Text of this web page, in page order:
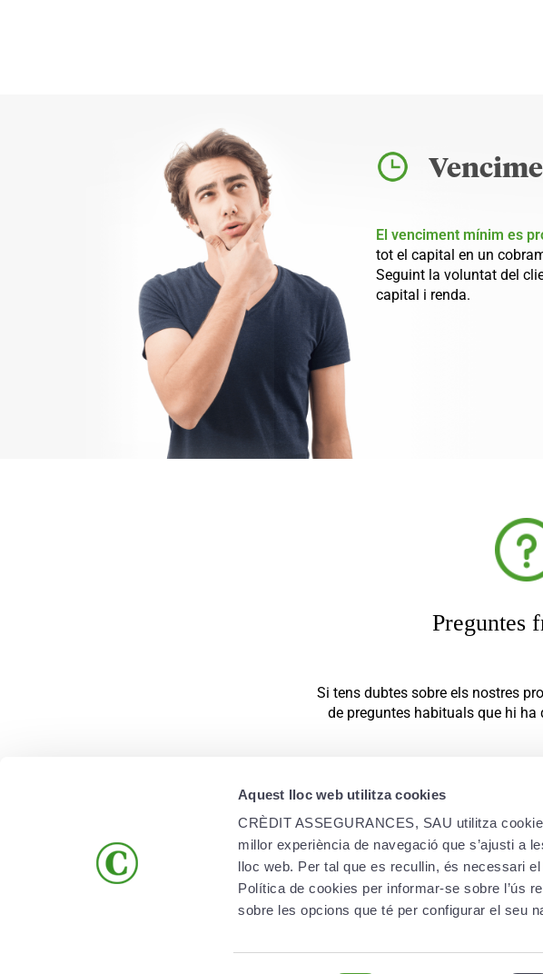
Aquest lloc web utilitza cookies
CRÈDIT ASSEGURANCES, SAU utilitza
millor experiència de navegació que s’ajusti a
lloc web. Per tal que es recullin, és necessari
Política de cookies per informar-se sobre l’ús
sobre les opcions que té per configurar el seu
El venciment mínim es
tot el capital en un
Seguint la voluntat del
capital i renda.
Preguntes
Si tens dubtes sobre els nostres
de preguntes habituals que hi
ENLLAÇOS D’INTERÈS PRODUCTES
Pla de jubilació